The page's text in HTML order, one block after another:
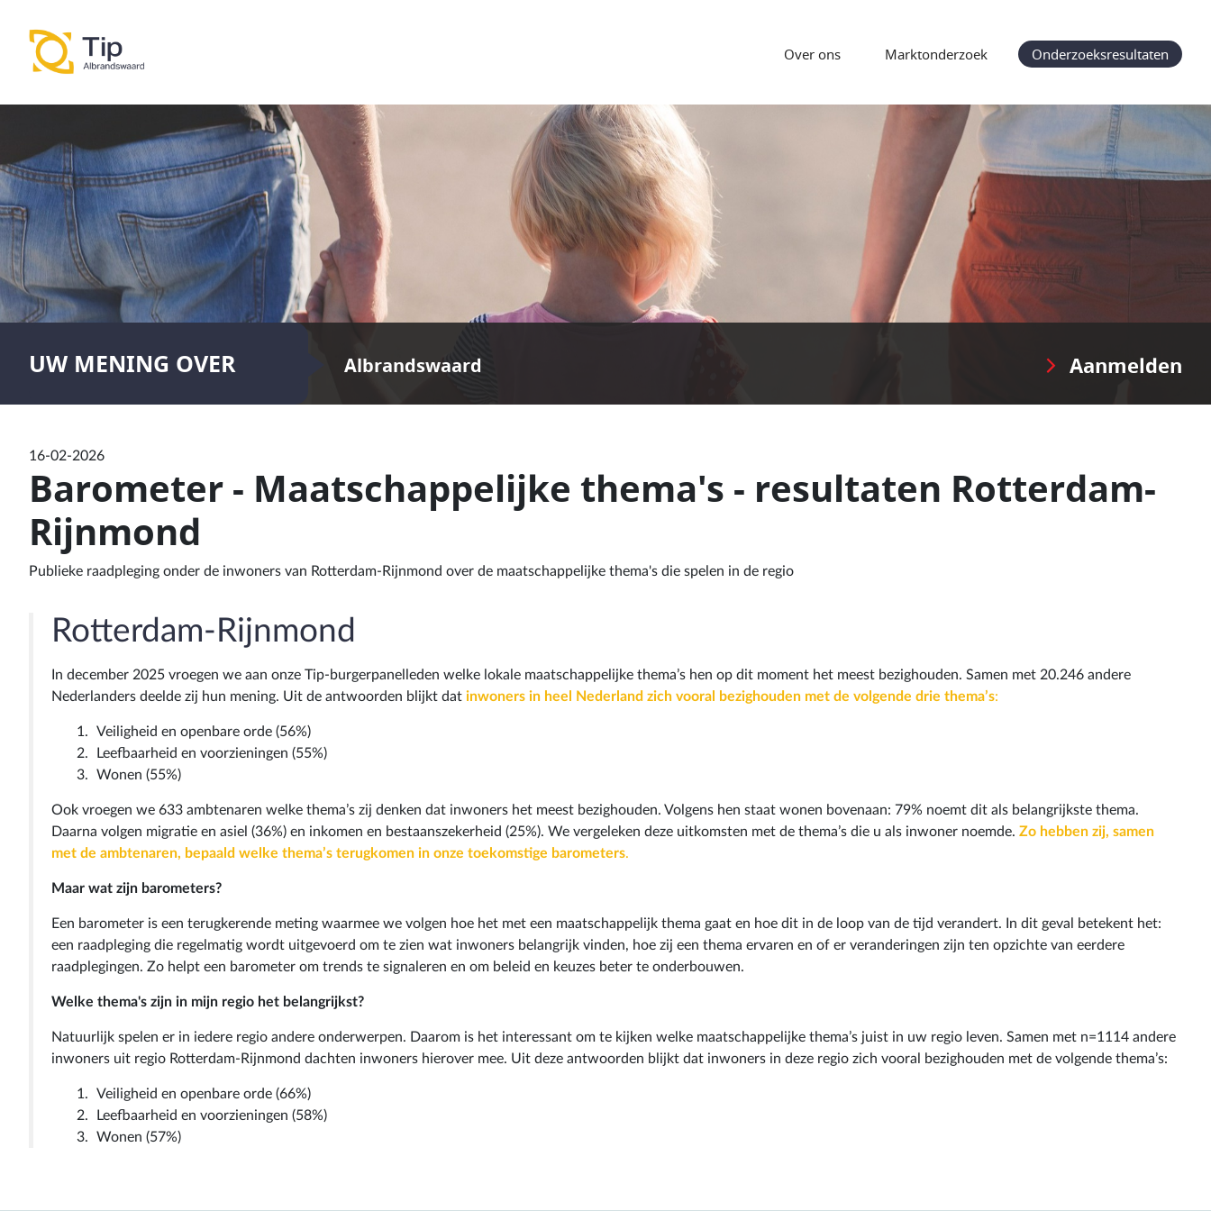
Over ons Marktonderzoek Onderzoeksresultaten
UW MENING OVER Albrandswaard Aanmelden
16-02-2026
Barometer - Maatschappelijke thema's - resultaten Rotterdam-
Rijnmond
Publieke raadpleging onder de inwoners van Rotterdam-Rijnmond over de maatschappelijke thema's die spelen in de regio
Rotterdam-Rijnmond
In december 2025 vroegen we aan onze Tip-burgerpanelleden welke lokale maatschappelijke thema’s hen op dit moment het meest bezighouden. Samen met 20.246 andere
Nederlanders deelde zij hun mening. Uit de antwoorden blijkt dat inwoners in heel Nederland zich vooral bezighouden met de volgende drie thema’s:
Veiligheid en openbare orde (56%)
Leefbaarheid en voorzieningen (55%)
Wonen (55%)
Ook vroegen we 633 ambtenaren welke thema’s zij denken dat inwoners het meest bezighouden. Volgens hen staat wonen bovenaan: 79% noemt dit als belangrijkste thema.
Daarna volgen migratie en asiel (36%) en inkomen en bestaanszekerheid (25%). We vergeleken deze uitkomsten met de thema’s die u als inwoner noemde. Zo hebben zij, samen
met de ambtenaren, bepaald welke thema’s terugkomen in onze toekomstige barometers.
Maar wat zijn barometers?
Een barometer is een terugkerende meting waarmee we volgen hoe het met een maatschappelijk thema gaat en hoe dit in de loop van de tijd verandert. In dit geval betekent het:
een raadpleging die regelmatig wordt uitgevoerd om te zien wat inwoners belangrijk vinden, hoe zij een thema ervaren en of er veranderingen zijn ten opzichte van eerdere
raadplegingen. Zo helpt een barometer om trends te signaleren en om beleid en keuzes beter te onderbouwen.
Welke thema's zijn in mijn regio het belangrijkst?
Natuurlijk spelen er in iedere regio andere onderwerpen. Daarom is het interessant om te kijken welke maatschappelijke thema’s juist in uw regio leven. Samen met n=1114 andere
inwoners uit regio Rotterdam-Rijnmond dachten inwoners hierover mee. Uit deze antwoorden blijkt dat inwoners in deze regio zich vooral bezighouden met de volgende thema’s:
Veiligheid en openbare orde (66%)
Leefbaarheid en voorzieningen (58%)
Wonen (57%)